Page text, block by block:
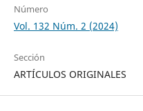
Número
Vol. 132 Núm. 2 (2024)
Sección
ARTÍCULOS ORIGINALES